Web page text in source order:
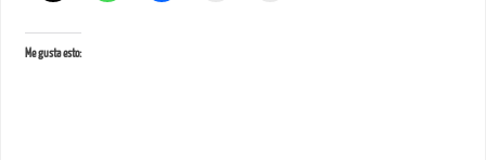
Me gusta esto: